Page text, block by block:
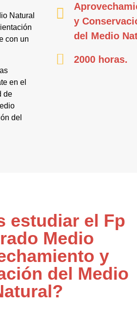
Natural
con un
en el
de
del
y
del Medio
2000 horas.
estudiar el Fp
Medio
y
del Medio